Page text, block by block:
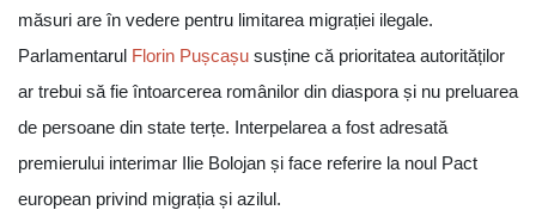
măsuri are în vedere pentru limitarea migrației ilegale.
Parlamentarul Florin Pușcașu susține că prioritatea autorităților
ar trebui să fie întoarcerea românilor din diaspora și nu preluarea
de persoane din state terțe. Interpelarea a fost adresată
premierului interimar Ilie Bolojan și face referire la noul Pact
european privind migrația și azilul.